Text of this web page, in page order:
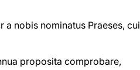
nobis nominatus Praeses, cui
proposita comprobare,